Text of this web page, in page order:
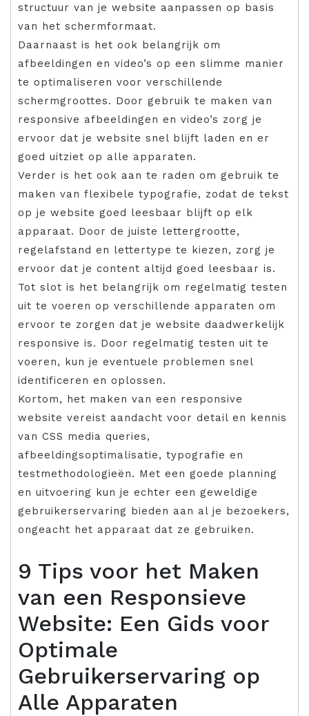
structuur van je website aanpassen op basis
van het schermformaat.
Daarnaast is het ook belangrijk om
afbeeldingen en video’s op een slimme manier
te optimaliseren voor verschillende
schermgroottes. Door gebruik te maken van
responsive afbeeldingen en video’s zorg je
ervoor dat je website snel blijft laden en er
goed uitziet op alle apparaten.
Verder is het ook aan te raden om gebruik te
maken van flexibele typografie, zodat de tekst
op je website goed leesbaar blijft op elk
apparaat. Door de juiste lettergrootte,
regelafstand en lettertype te kiezen, zorg je
ervoor dat je content altijd goed leesbaar is.
Tot slot is het belangrijk om regelmatig testen
uit te voeren op verschillende apparaten om
ervoor te zorgen dat je website daadwerkelijk
responsive is. Door regelmatig testen uit te
voeren, kun je eventuele problemen snel
identificeren en oplossen.
Kortom, het maken van een responsive
website vereist aandacht voor detail en kennis
van CSS media queries,
afbeeldingsoptimalisatie, typografie en
testmethodologieën. Met een goede planning
en uitvoering kun je echter een geweldige
gebruikerservaring bieden aan al je bezoekers,
ongeacht het apparaat dat ze gebruiken.
9 Tips voor het Maken
van een Responsieve
Website: Een Gids voor
Optimale
Gebruikerservaring op
Alle Apparaten